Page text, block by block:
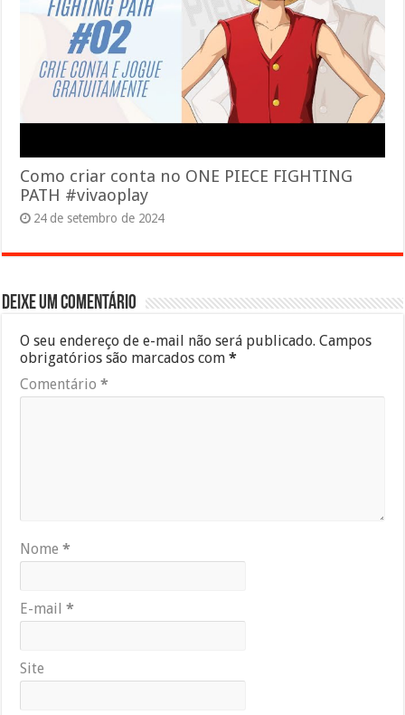
Como criar conta no ONE PIECE FIGHTING
PATH #vivaoplay
24 de setembro de 2024
Deixe um comentário
O seu endereço de e-mail não será publicado. Campos
obrigatórios são marcados com*
Comentário*
Nome*
E-mail*
Site